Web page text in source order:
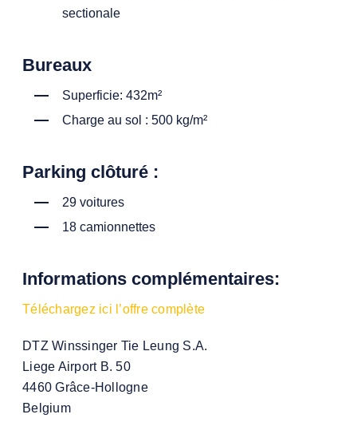
sectionale
Bureaux
Superficie: 432m²
Charge au sol : 500 kg/m²
Parking clôturé :
29 voitures
18 camionnettes
Informations complémentaires:
Téléchargez ici l’offre complète
DTZ Winssinger Tie Leung S.A.
Liege Airport B. 50
4460 Grâce-Hollogne
Belgium